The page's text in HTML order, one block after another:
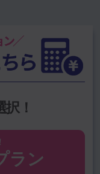
！
ラン
プランを変更
人民
）